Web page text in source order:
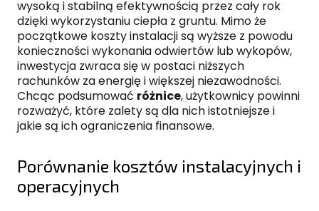
wysoką i stabilną efektywnością przez cały rok
dzięki wykorzystaniu ciepła z gruntu. Mimo że
początkowe koszty instalacji są wyższe z powodu
konieczności wykonania odwiertów lub wykopów,
inwestycja zwraca się w postaci niższych
rachunków za energię i większej niezawodności.
Chcąc podsumować różnice, użytkownicy powinni
rozważyć, które zalety są dla nich istotniejsze i
jakie są ich ograniczenia finansowe.
Porównanie kosztów instalacyjnych i
operacyjnych